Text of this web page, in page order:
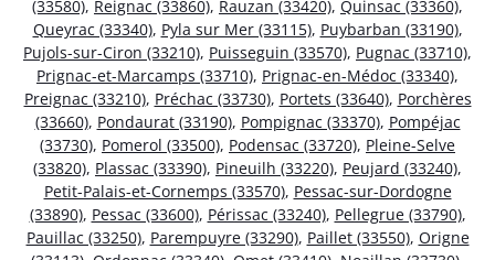
(33580), Reignac (33860), Rauzan (33420), Quinsac (33360),
Queyrac (33340), Pyla sur Mer (33115), Puybarban (33190),
Pujols-sur-Ciron (33210), Puisseguin (33570), Pugnac (33710),
Prignac-et-Marcamps (33710), Prignac-en-Médoc (33340),
Preignac (33210), Préchac (33730), Portets (33640), Porchères
(33660), Pondaurat (33190), Pompignac (33370), Pompéjac
(33730), Pomerol (33500), Podensac (33720), Pleine-Selve
(33820), Plassac (33390), Pineuilh (33220), Peujard (33240),
Petit-Palais-et-Cornemps (33570), Pessac-sur-Dordogne
(33890), Pessac (33600), Périssac (33240), Pellegrue (33790),
Pauillac (33250), Parempuyre (33290), Paillet (33550), Origne